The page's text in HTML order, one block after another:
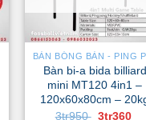
Bàn bi-a bida billiard
mini MT120 4in1 –
120x60x80cm –
3tr950 Giá
3tr360